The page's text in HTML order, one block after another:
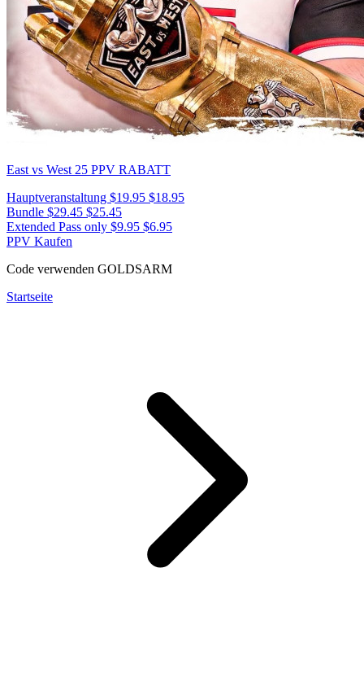
East vs West 25 PPV RABATT
Hauptveranstaltung $19.95 $18.95
Bundle $29.45 $25.45
Extended Pass only $9.95 $6.95
PPV Kaufen
Code verwenden GOLDSARM
Startseite